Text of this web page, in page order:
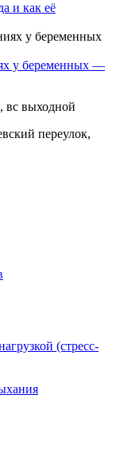
и как её
у беременных —
вс выходной
переулок,
(стресс-